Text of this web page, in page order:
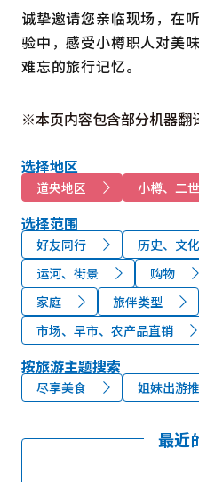
诚挚邀请您亲临现场，在
验中，感受小樽职人对美
难忘的旅行记忆。
※本页内容包含部分机器翻
选择地区
道央地区 小樽、二
选择范围
好友同行
历史、文
运河、街景
购物
家庭
旅伴类型
市场、早市、农产品直销
按旅游主题搜索
尽享美食 姐妹出游
最近